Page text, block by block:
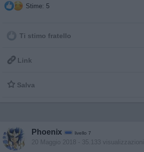
Stime: 5
Ti stimo fratello
 Link
 Salva
Phoenix livello 7
20 Maggio 2018 - 35.133 visualizzazioni